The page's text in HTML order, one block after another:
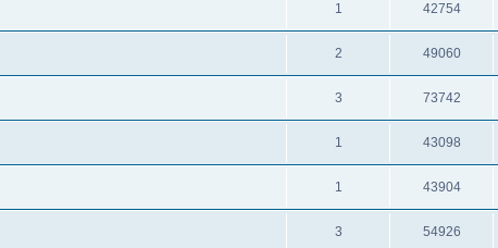
1 42754
2 49060
3 73742
1 43098
1 43904
3 54926